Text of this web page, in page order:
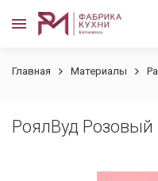
Главная Материалы
РоялВуд Розовый